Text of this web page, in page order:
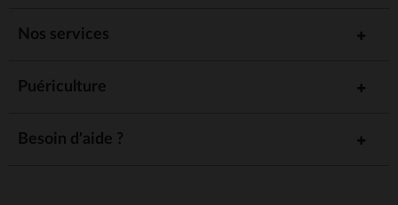
Nos services
Puériculture
Besoin d'aide ?